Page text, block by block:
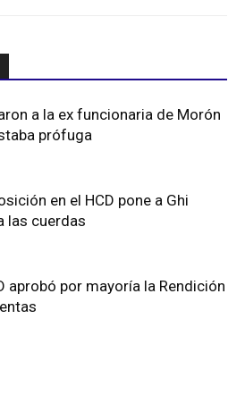
a la ex funcionaria de Morón
prófuga
en el HCD pone a Ghi
las cuerdas
aprobó por mayoría la Rendición